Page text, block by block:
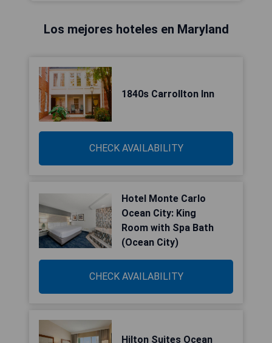
Los mejores hoteles en Maryland
1840s Carrollton Inn
CHECK AVAILABILITY
Hotel Monte Carlo
Ocean City: King
Room with Spa Bath
(Ocean City)
CHECK AVAILABILITY
Hilton Suites Ocean